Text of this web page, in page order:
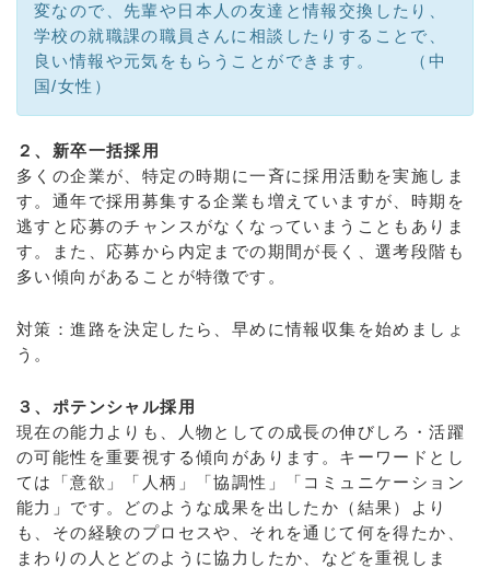
変なので、先輩や日本人の友達と情報交換したり、
学校の就職課の職員さんに相談したりすることで、
良い情報や元気をもらうことができます。 （中
国/女性）
２、新卒一括採用
多くの企業が、特定の時期に一斉に採用活動を実施しま
す。通年で採用募集する企業も増えていますが、時期を
逃すと応募のチャンスがなくなっていまうこともありま
す。また、応募から内定までの期間が長く、選考段階も
多い傾向があることが特徴です。
対策：進路を決定したら、早めに情報収集を始めましょ
う。
３、ポテンシャル採用
現在の能力よりも、人物としての成長の伸びしろ・活躍
の可能性を重要視する傾向があります。キーワードとし
ては「意欲」「人柄」「協調性」「コミュニケーション
能力」です。どのような成果を出したか（結果）より
も、その経験のプロセスや、それを通じて何を得たか、
まわりの人とどのように協力したか、などを重視しま